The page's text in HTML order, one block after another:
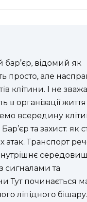
відомий як
просто, але
клітини. І не
організації
всередину
та захист: як
атак. Транспорт
внутрішнє
сигналами та
починається
ліпідного